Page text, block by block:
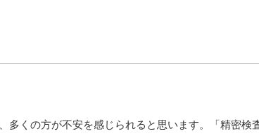
多くの方が不安を感じられると思います。「精密